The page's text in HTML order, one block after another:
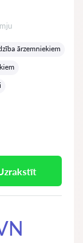
ārzemniekiem